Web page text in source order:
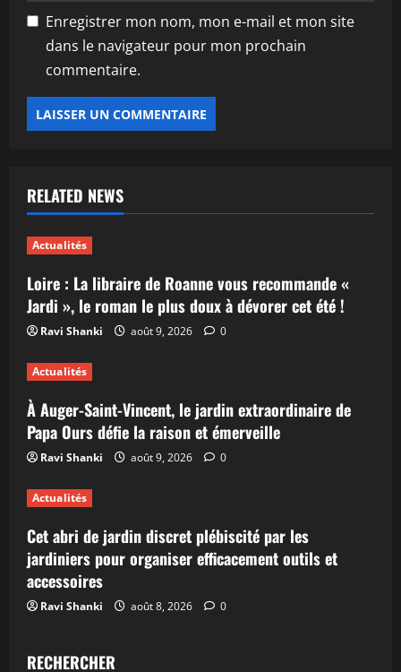
Enregistrer mon nom, mon e-mail et mon site
dans le navigateur pour mon prochain
commentaire.
RELATED NEWS
Actualités
Loire : La libraire de Roanne vous recommande «
Jardi », le roman le plus doux à dévorer cet été !
Ravi Shanki août 9, 2026 0
Actualités
À Auger-Saint-Vincent, le jardin extraordinaire de
Papa Ours défie la raison et émerveille
Ravi Shanki août 9, 2026 0
Actualités
Cet abri de jardin discret plébiscité par les
jardiniers pour organiser efficacement outils et
accessoires
Ravi Shanki août 8, 2026 0
RECHERCHER